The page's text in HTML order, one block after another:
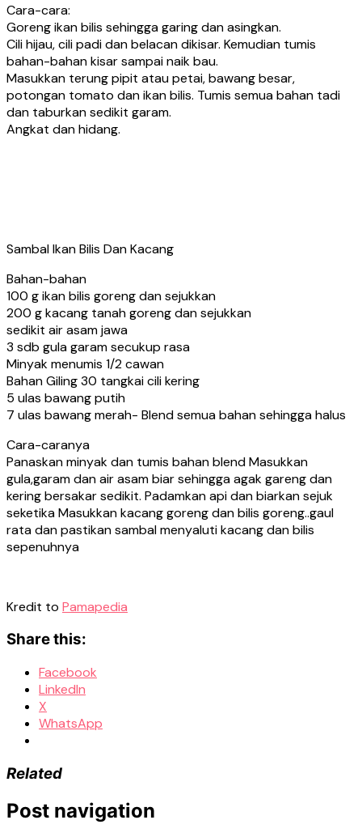
Cara-cara:
Goreng ikan bilis sehingga garing dan asingkan.
Cili hijau, cili padi dan belacan dikisar. Kemudian tumis
bahan-bahan kisar sampai naik bau.
Masukkan terung pipit atau petai, bawang besar,
potongan tomato dan ikan bilis. Tumis semua bahan tadi
dan taburkan sedikit garam.
Angkat dan hidang.
Sambal Ikan Bilis Dan Kacang
Bahan-bahan
100 g ikan bilis goreng dan sejukkan
200 g kacang tanah goreng dan sejukkan
sedikit air asam jawa
3 sdb gula garam secukup rasa
Minyak menumis 1/2 cawan
Bahan Giling 30 tangkai cili kering
5 ulas bawang putih
7 ulas bawang merah- Blend semua bahan sehingga halus
Cara-caranya
Panaskan minyak dan tumis bahan blend Masukkan
gula,garam dan air asam biar sehingga agak gareng dan
kering bersakar sedikit. Padamkan api dan biarkan sejuk
seketika Masukkan kacang goreng dan bilis goreng..gaul
rata dan pastikan sambal menyaluti kacang dan bilis
sepenuhnya
Kredit to Pamapedia
Share this:
Facebook
LinkedIn
X
WhatsApp
Related
Post navigation